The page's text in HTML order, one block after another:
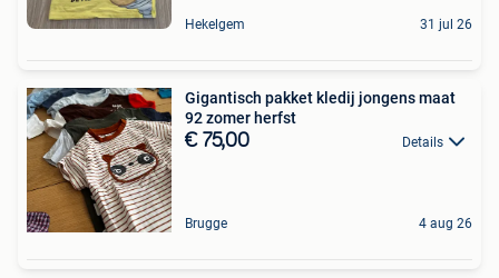
Hekelgem 31 jul 26
Gigantisch pakket kledij jongens maat
92 zomer herfst
€ 75,00 Details
Brugge 4 aug 26